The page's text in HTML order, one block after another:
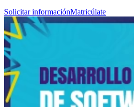
Solicitar informaciónMatricúlate